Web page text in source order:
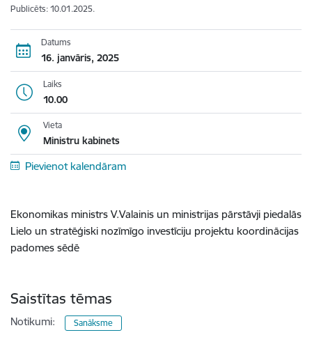
Publicēts: 10.01.2025.
Datums
16. janvāris, 2025
Laiks
10.00
Vieta
Ministru kabinets
Pievienot kalendāram
Ekonomikas ministrs V.Valainis un ministrijas pārstāvji piedalās
Lielo un stratēģiski nozīmīgo investīciju projektu koordinācijas
padomes sēdē
Saistītas tēmas
Notikumi: Sanāksme